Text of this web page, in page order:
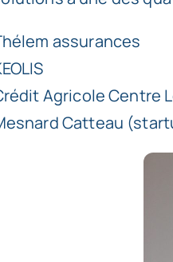
assurances
Agricole Centre
Catteau